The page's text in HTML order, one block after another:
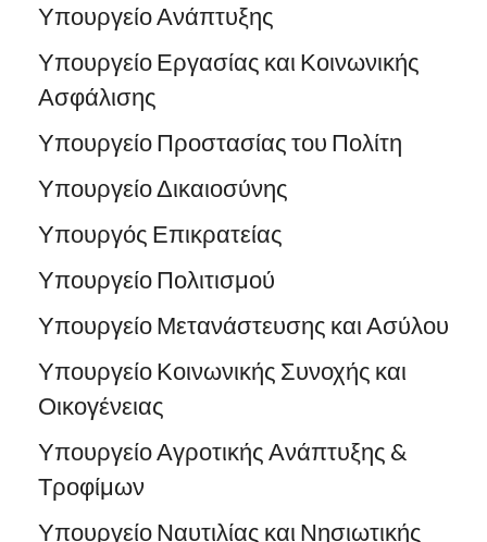
Υπουργείο Ανάπτυξης
Υπουργείο Εργασίας και Κοινωνικής
Ασφάλισης
Υπουργείο Προστασίας του Πολίτη
Υπουργείο Δικαιοσύνης
Υπουργός Επικρατείας
Υπουργείο Πολιτισμού
Υπουργείο Μετανάστευσης και Ασύλου
Υπουργείο Κοινωνικής Συνοχής και
Οικογένειας
Υπουργείο Αγροτικής Ανάπτυξης &
Τροφίμων
Υπουργείο Ναυτιλίας και Νησιωτικής